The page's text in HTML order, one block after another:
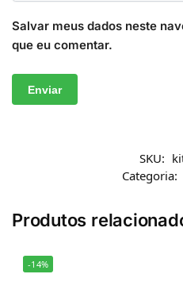
Salvar meus dados neste
que eu comentar.
SKU:
Categoria:
Produtos
-14%